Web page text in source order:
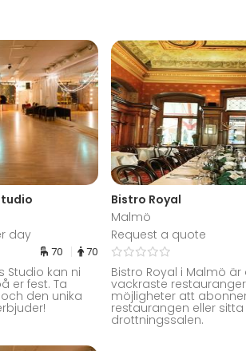
day
70 70
Studio kan ni
er fest. Ta
den unika
Bistro Royal
Malmö
Request a quote
Bistro Royal i Malmö
vackraste
möjligheter att
restaurangen eller sitta
drottningssalen.